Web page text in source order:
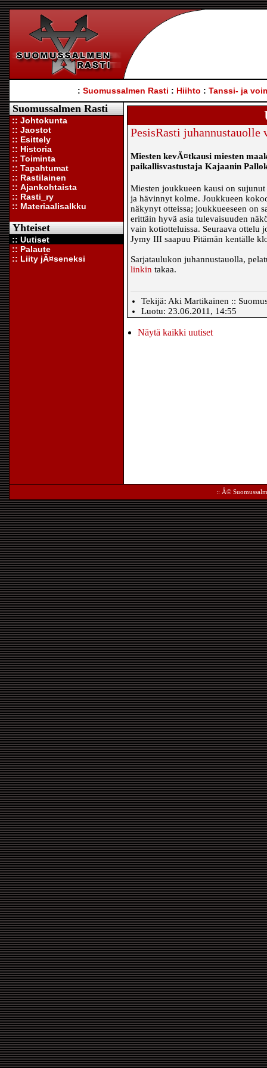
: Suomussalmen Rasti : Hiihto : Tanssi- ja
Suomussalmen Rasti
:: Johtokunta
:: Jaostot
:: Esittely
:: Historia
:: Toiminta
:: Tapahtumat
:: Rastilainen
:: Ajankohtaista
:: Rasti_ry
:: Materiaalisalkku
Yhteiset
:: Uutiset
:: Palaute
:: Liity jÃ¤seneksi
PesisRasti juhannustauolle
Miesten kevÃ¤tkausi miesten
paikallisvastustaja Kajaanin
Miesten joukkueen kausi on
ja hävinnyt kolme. Joukkueen
näkynyt otteissa; joukkueeseen on
erittäin hyvä asia tulevaisuuden
vain kotiotteluissa. Seuraava ottelu
Jymy III saapuu Pitämän kentälle
Sarjataulukon juhannustauolla,
linkin takaa.
Tekijä: Aki Martikainen ::
Luotu: 23.06.2011, 14:55
Näytä kaikki uutiset
:: Â©